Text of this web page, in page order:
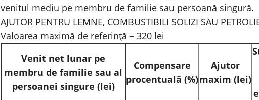
venitul mediu pe membru de familie sau persoană singură.
AJUTOR PENTRU LEMNE, COMBUSTIBILI SOLIZI SAU
Valoarea maximă de referință – 320 lei
Venit net lunar pe
membru de familie sau al
persoanei singure (lei)
Compensare
procentuală (%)
Ajutor
maxim (lei)